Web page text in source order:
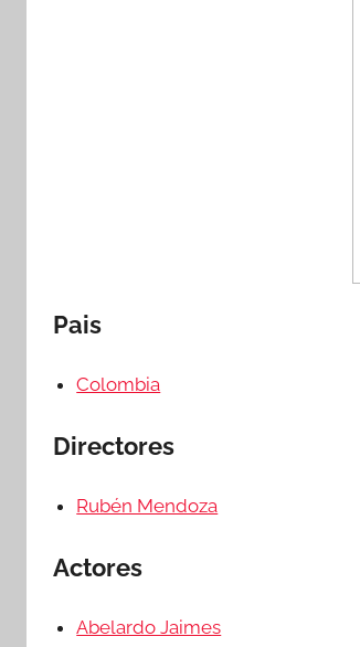
Pais
Colombia
Directores
Rubén Mendoza
Actores
Abelardo Jaimes